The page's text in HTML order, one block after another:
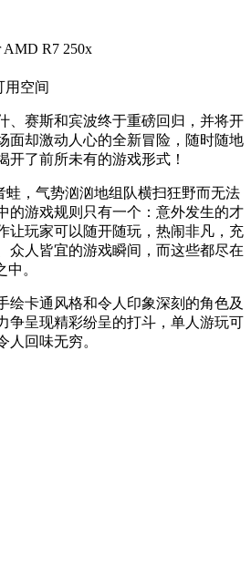
AMD R7 250x
用空间
、赛斯和宾波终于重磅回归，并将开
面却激动人心的全新冒险，随时随地
开了前所未有的游戏形式！
蛙，气势汹汹地组队横扫狂野而无法
的游戏规则只有一个：意外发生的才
让玩家可以随开随玩，热闹非凡，充
众人皆宜的游戏瞬间，而这些都尽在
。
绘卡通风格和令人印象深刻的角色及
争呈现精彩纷呈的打斗，单人游玩可
人回味无穷。